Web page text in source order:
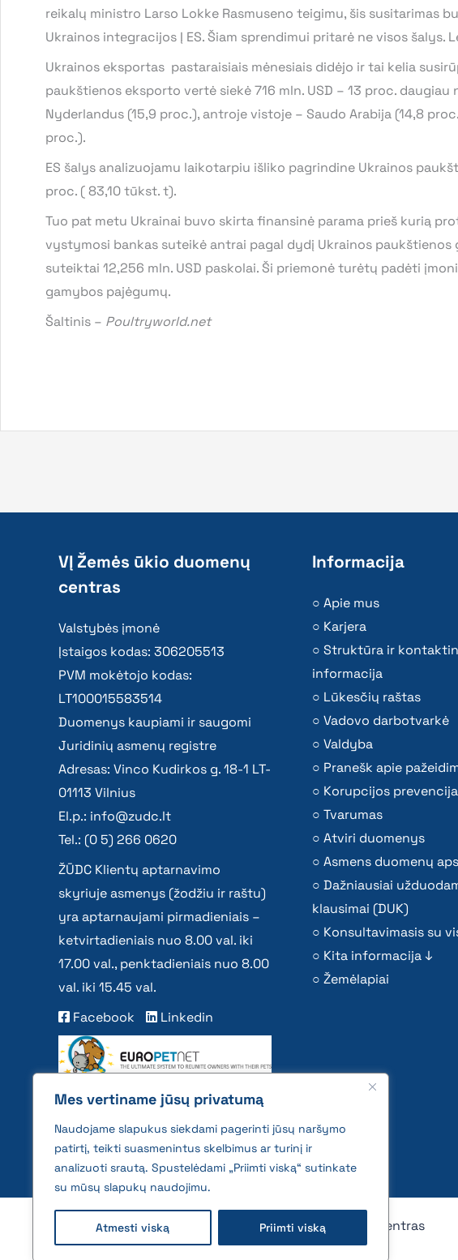
Mes vertiname jūsų privatumą
Naudojame slapukus siekdami pagerinti jūsų naršymo
patirtį, teikti suasmenintus skelbimus ar turinį ir
analizuoti srautą. Spustelėdami „Priimti viską“ sutinkate
su mūsų slapukų naudojimu.
Atmesti viską Priimti viską
reikalų ministro Larso Lokke Rasmuseno teigimu, šis susitarimas
Ukrainos integracijos Į ES. Šiam sprendimui pritarė ne visos šalys.
Ukrainos eksportas pastaraisiais mėnesiais didėjo ir tai kelia
paukštienos eksporto vertė siekė 716 mln. USD – 13 proc.
Nyderlandus (15,9 proc.), antroje vistoje – Saudo Arabija (14,8
proc.).
ES šalys analizuojamu laikotarpiu išliko pagrindine Ukrainos
proc. ( 83,10 tūkst. t).
Tuo pat metu Ukrainai buvo skirta finansinė parama prieš kurią
vystymosi bankas suteikė antrai pagal dydį Ukrainos
suteiktai 12,256 mln. USD paskolai. Ši priemonė turėtų padėti
gamybos pajėgumų.
Šaltinis – Poultryworld.net
VĮ Žemės ūkio duomenų
centras
Valstybės įmonė
Įstaigos kodas: 306205513
PVM mokėtojo kodas:
LT100015583514
Duomenys kaupiami ir saugomi
Juridinių asmenų registre
Adresas: Vinco Kudirkos g. 18-1 LT-
01113 Vilnius
El.p.: info@zudc.lt
Tel.: (0 5) 266 0620
ŽŪDC Klientų aptarnavimo
skyriuje asmenys (žodžiu ir raštu)
yra aptarnaujami pirmadieniais –
ketvirtadieniais nuo 8.00 val. iki
17.00 val., penktadieniais nuo 8.00
val. iki 15.45 val.
Facebook
Linkedin
Informacija
Apie mus
Karjera
Struktūra ir
informacija
Lūkesčių raštas
Vadovo darbotvarkė
Valdyba
Pranešk apie
Korupcijos prevencija
Tvarumas
Atviri duomenys
Asmens duomenų
Dažniausiai
klausimai (DUK)
Konsultavimasis su
Kita informacija ↓
Žemėlapiai
2026 © All rights reserved | VĮ Žemės ūkio duomenų centras